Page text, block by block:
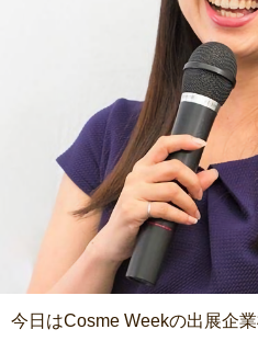
今日はCosme Weekの出展企